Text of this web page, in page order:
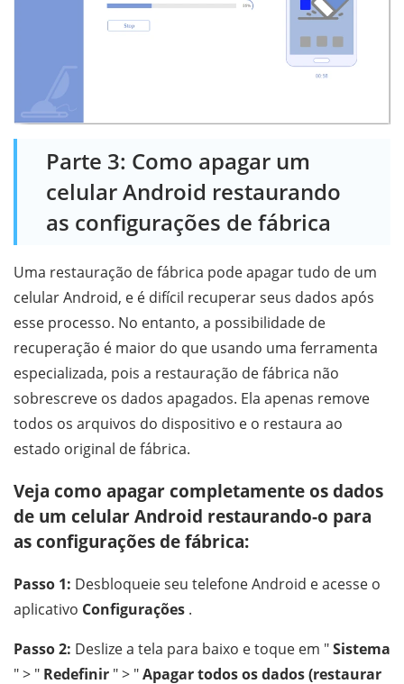
Parte 3: Como apagar um
celular Android restaurando
as configurações de fábrica
Uma restauração de fábrica pode apagar tudo de um
celular Android, e é difícil recuperar seus dados após
esse processo. No entanto, a possibilidade de
recuperação é maior do que usando uma ferramenta
especializada, pois a restauração de fábrica não
sobrescreve os dados apagados. Ela apenas remove
todos os arquivos do dispositivo e o restaura ao
estado original de fábrica.
Veja como apagar completamente os dados
de um celular Android restaurando-o para
as configurações de fábrica:
Passo 1: Desbloqueie seu telefone Android e acesse o
aplicativo Configurações .
Passo 2: Deslize a tela para baixo e toque em "Sistema
" > " Redefinir " > "Apagar todos os dados (restaurar